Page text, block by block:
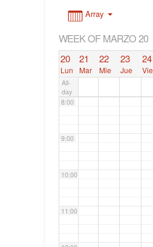
Array
WEEK OF MARZO 20
20
Lun
21
Mar
22
Mie
23
Jue
24
Vie
All-
day
7:00
8:00
9:00
10:00
11:00